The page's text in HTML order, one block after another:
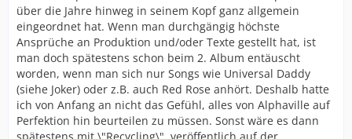
über die Jahre hinweg in seinem Kopf ganz allgemein
eingeordnet hat. Wenn man durchgängig höchste
Ansprüche an Produktion und/oder Texte gestellt hat, ist
man doch spätestens schon beim 2. Album entäuscht
worden, wenn man sich nur Songs wie Universal Daddy
(siehe Joker) oder z.B. auch Red Rose anhört. Deshalb hatte
ich von Anfang an nicht das Gefühl, alles von Alphaville auf
Perfektion hin beurteilen zu müssen. Sonst wäre es dann